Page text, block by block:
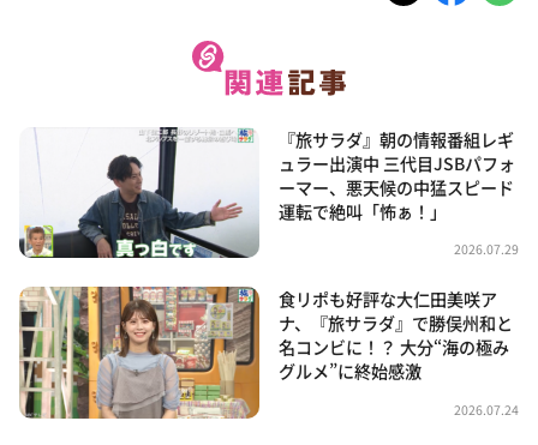
『旅サラダ』朝の情報番組レギ
ュラー出演中 三代目JSBパフォ
ーマー、悪天候の中猛スピード
運転で絶叫「怖ぁ！」
2026.07.29
食リポも好評な大仁田美咲ア
ナ、『旅サラダ』で勝俣州和と
名コンビに！？ 大分“海の極み
グルメ”に終始感激
2026.07.24